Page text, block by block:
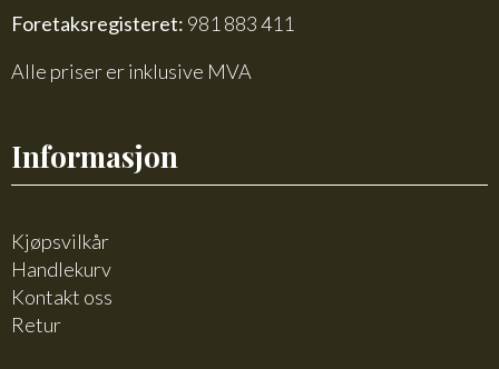
Foretaksregisteret: 981 883 411
Alle priser er inklusive MVA
Informasjon
Kjøpsvilkår
Handlekurv
Kontakt oss
Retur